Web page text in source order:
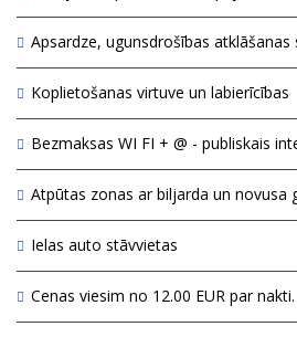
Apsardze, ugunsdrošības atklāšanas
Koplietošanas virtuve un labierīcības
Bezmaksas WI FI + @ - publiskais
Atpūtas zonas ar biljarda un novusa
Ielas auto stāvvietas
Cenas viesim no 12.00 EUR par nakti.